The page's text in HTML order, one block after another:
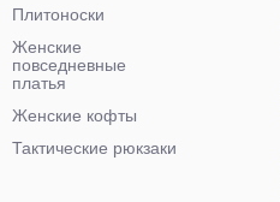
Плитоноски
Женские
повседневные
платья
Женские кофты
Тактические рюкзаки